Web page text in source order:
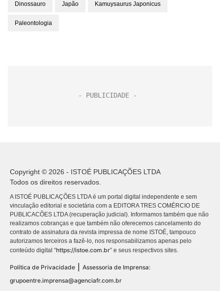
Dinossauro Japão Kamuysaurus Japonicus
Paleontologia
Copyright © 2026 - ISTOÉ PUBLICAÇÕES LTDA
Todos os direitos reservados.
A ISTOÉ PUBLICAÇÕES LTDA é um portal digital independente e sem
vinculação editorial e societária com a EDITORA TRES COMÉRCIO DE
PUBLICACÕES LTDA (recuperação judicial). Informamos também que não
realizamos cobranças e que também não oferecemos cancelamento do
contrato de assinatura da revista impressa de nome ISTOÉ, tampouco
autorizamos terceiros a fazê-lo, nos responsabilizamos apenas pelo
conteúdo digital “https://istoe.com.br” e seus respectivos sites.
Política de Privacidade
Assessoria de Imprensa:
grupoentre.imprensa@agenciafr.com.br